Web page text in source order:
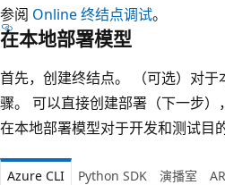
参阅 Online 终结点调试。
在本地部署模型
首先，创建终结点。 （可选）对
骤。 可以直接创建部署（下一步）
在本地部署模型对于开发和测试目
Azure CLI Python SDK 演播室